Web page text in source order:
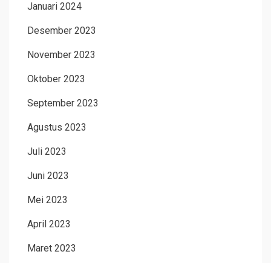
Januari 2024
Desember 2023
November 2023
Oktober 2023
September 2023
Agustus 2023
Juli 2023
Juni 2023
Mei 2023
April 2023
Maret 2023